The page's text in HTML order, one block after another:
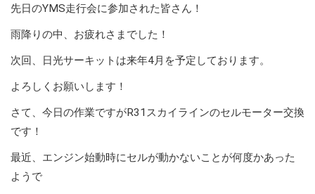
先日のYMS走行会に参加された皆さん！
雨降りの中、お疲れさまでした！
次回、日光サーキットは来年4月を予定しております。
よろしくお願いします！
さて、今日の作業ですがR31スカイラインのセルモーター交換
です！
最近、エンジン始動時にセルが動かないことが何度かあった
ようで